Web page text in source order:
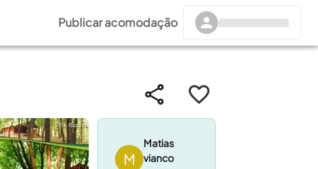
Publicar acomodação
M
Matias
vianco